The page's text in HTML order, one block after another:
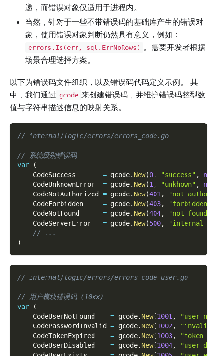
递，而错误对象仅适用于进程内。
当然，针对于一些不带错误码的基础库产生的错误对
象，使用错误对象判断仍然具有意义，例如：
errors.Is(err, sql.ErrNoRows)
。需要开发者根据
场景合理选择方案。
以下为错误码文件组织，以及错误码代码定义示例。 其
中，我们通过 gcode 来创建错误码，并维护错误码整型数
值与字符串描述信息的映射关系。
// internal/logic/errors/errors_code.go
// 系统级别错误码
var
(
    CodeSuccess
= gcode. New(0, "success" , nil
    CodeUnknownError
= gcode. New(1 , "unkhown" , nil
    CodeNotAuthorized
= gcode. New(401 ,
"not
    CodeForbidden
= gcode. New(403, "forbidden"
    CodeNotFound
= gcode. New(404, "not found"
    CodeServerError
= gcode. New(500,
"internal
// ...
)
// internal/logic/errors/errors_code_user.go
// 用户模块错误码 (10xx)
var
(
    CodeUserNotFound
= gcode. New(1001 ,
"user not
    CodePasswordInvalid
= gcode. New(1002 ,
"invalid
    CodeTokenExpired
= gcode. New(1003,
"token
    CodeUserDisabled
= gcode. New(1004,
"user